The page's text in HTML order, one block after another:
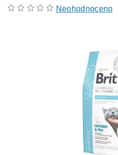
Neohodnoceno